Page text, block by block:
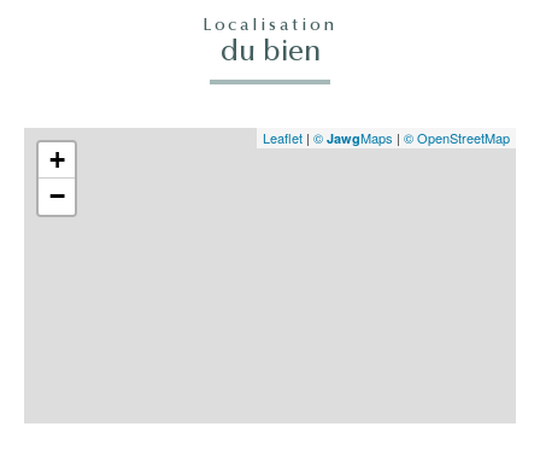
Localisation
du bien
+
−
Leaflet | © JawgMaps | © OpenStreetMap